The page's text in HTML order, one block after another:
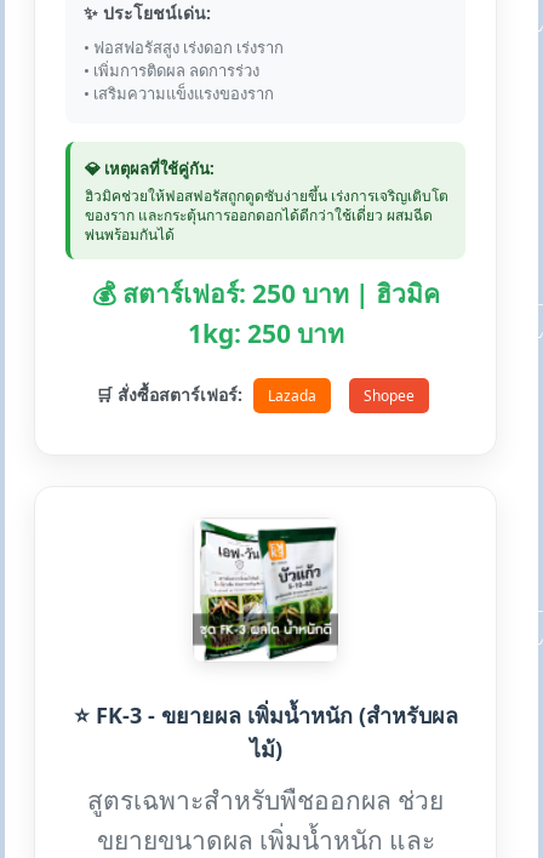
✨ ประโยชน์เด่น:
• ฟอสฟอรัสสูง เร่งดอก เร่งราก
• เพิ่มการติดผล ลดการร่วง
• เสริมความแข็งแรงของราก
💎 เหตุผลที่ใช้คู่กัน:
ฮิวมิคช่วยให้ฟอสฟอรัสถูกดูดซับง่ายขึ้น เร่งการเจริญเติบโต
ของราก และกระตุ้นการออกดอกได้ดีกว่าใช้เดี่ยว ผสมฉีด
พ่นพร้อมกันได้
💰 สตาร์เฟอร์: 250 บาท | ฮิวมิค
1kg: 250 บาท
🛒 สั่งซื้อสตาร์เฟอร์: Lazada Shopee
⭐ FK-3 - ขยายผล เพิ่มน้ำหนัก (สำหรับผล
ไม้)
สูตรเฉพาะสำหรับพืชออกผล ช่วย
ขยายขนาดผล เพิ่มน้ำหนัก และ